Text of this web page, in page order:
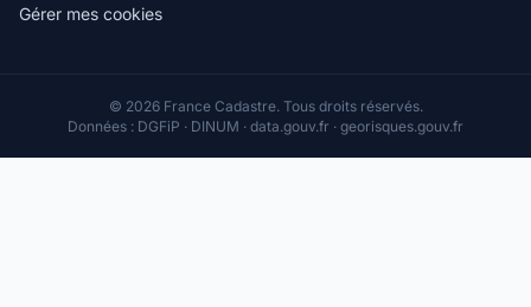
Gérer mes cookies
© 2026 France Cadastre. Tous droits réservés.
Données : DGFiP · DINUM · data.gouv.fr · georisques.gouv.fr